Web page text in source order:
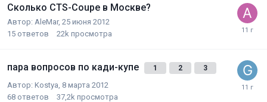
Сколько CTS-Coupe в Москве?
Автор: AleMar, 25 июня 2012
15 ответов 22k просмотра
пара вопросов по кади-купе 1 2 3
Автор: Kostya 8 марта 2012
68 ответов 37,2k просмотра